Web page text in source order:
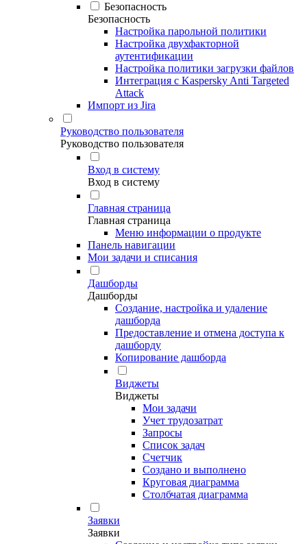
Безопасность
Безопасность
Настройка парольной политики
Настройка двухфакторной
аутентификации
Настройка политики загрузки файлов
Интеграция с Kaspersky Anti Targeted
Attack
Импорт из Jira
Руководство пользователя
Руководство пользователя
Вход в систему
Вход в систему
Главная страница
Главная страница
Меню информации о продукте
Панель навигации
Мои задачи и списания
Дашборды
Дашборды
Создание, настройка и удаление
дашборда
Предоставление и отмена доступа к
дашборду
Копирование дашборда
Виджеты
Виджеты
Мои задачи
Учет трудозатрат
Запросы
Список задач
Счетчик
Создано и выполнено
Круговая диаграмма
Столбчатая диаграмма
Заявки
Заявки